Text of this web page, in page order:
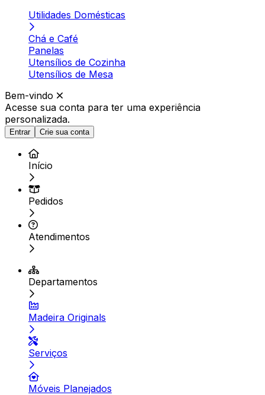
Utilidades Domésticas
Chá e Café
Panelas
Utensílios de Cozinha
Utensílios de Mesa
Bem-vindo
Acesse sua conta para ter uma experiência
personalizada.
Entrar Crie sua conta
Início
Pedidos
Atendimentos
Departamentos
Madeira Originals
Serviços
Móveis Planejados